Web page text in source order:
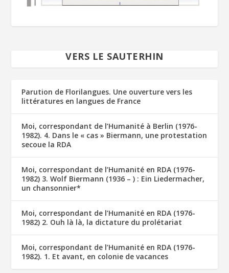
VERS LE SAUTERHIN
Parution de Florilangues. Une ouverture vers les
littératures en langues de France
Moi, correspondant de l’Humanité à Berlin (1976-
1982). 4. Dans le « cas » Biermann, une protestation
secoue la RDA
Moi, correspondant de l’Humanité en RDA (1976-
1982) 3. Wolf Biermann (1936 – ) : Ein Liedermacher,
un chansonnier*
Moi, correspondant de l’Humanité en RDA (1976-
1982) 2. Ouh là là, la dictature du prolétariat
Moi, correspondant de l’Humanité en RDA (1976-
1982). 1. Et avant, en colonie de vacances